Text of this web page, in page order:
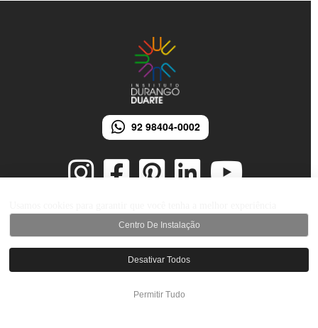
92 98404-0002
© 2026 Instituto Durango Duarte - Todos os direitos reservados.
Desenvolvido por iMarketing Agência Digital
Centro De Instalação
Desativar Todos
Permitir Tudo